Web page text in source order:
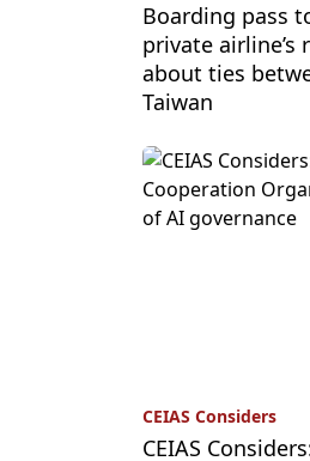
Boarding pass
private airline’s
about ties
Taiwan
CEIAS Considers
CEIAS